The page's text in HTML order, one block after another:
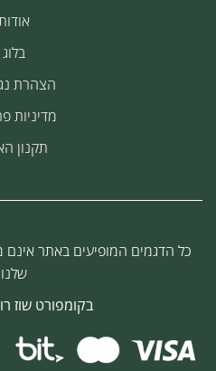
בלוג
הצהרת
מדיניות
תקנון
כל הדגמים המופיעים באתר אינם
שלנו
בקומפורט שוז